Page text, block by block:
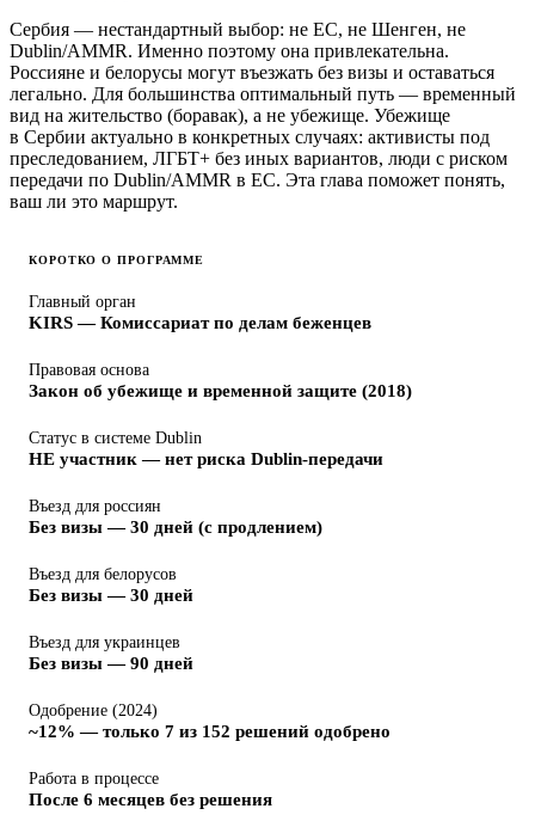
Сербия — нестандартный выбор: не ЕС, не Шенген, не
Dublin/AMMR. Именно поэтому она привлекательна.
Россияне и белорусы могут въезжать без визы и оставаться
легально. Для большинства оптимальный путь — временный
вид на жительство (боравак), а не убежище. Убежище
в Сербии актуально в конкретных случаях: активисты под
преследованием, ЛГБТ+ без иных вариантов, люди с риском
передачи по Dublin/AMMR в ЕС. Эта глава поможет понять,
ваш ли это маршрут.
КОРОТКО О ПРОГРАММЕ
Главный орган
KIRS — Комиссариат по делам беженцев
Правовая основа
Закон об убежище и временной защите (2018)
Статус в системе Dublin
НЕ участник — нет риска Dublin-передачи
Въезд для россиян
Без визы — 30 дней (с продлением)
Въезд для белорусов
Без визы — 30 дней
Въезд для украинцев
Без визы — 90 дней
Одобрение (2024)
~12% — только 7 из 152 решений одобрено
Работа в процессе
После 6 месяцев без решения